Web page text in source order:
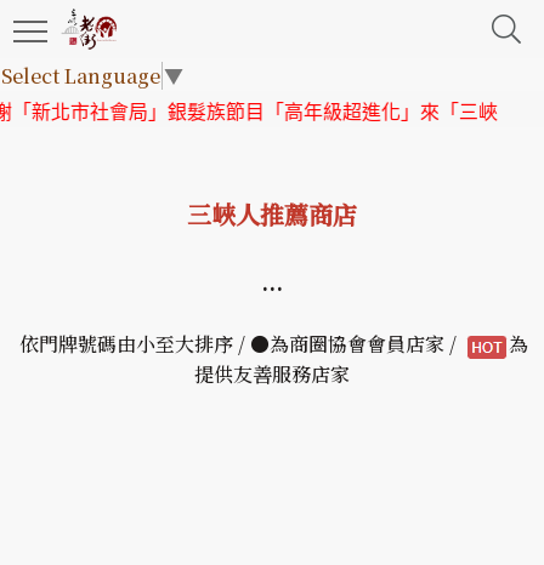
Select Language▼
社會局」銀髮族節目「高年級超進化」來「三峽老街」取景
三峽人推薦商店
...
依門牌號碼由小至大排序 / ●為商圈協會會員店家 /
為
提供友善服務店家